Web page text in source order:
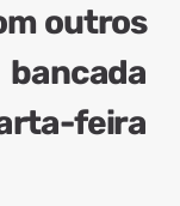
outros
feira